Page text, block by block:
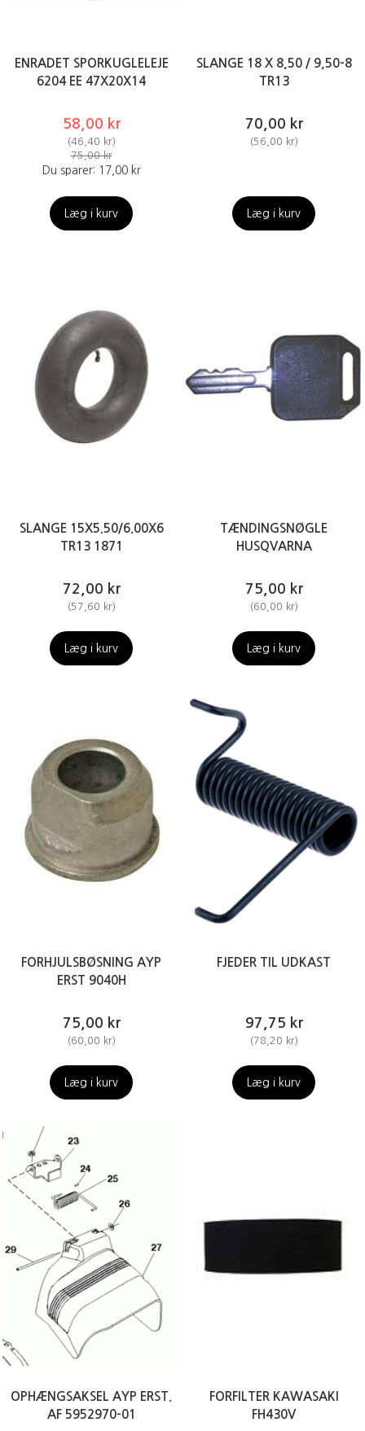
ENRADET SPORKUGLELEJE
6204 EE 47X20X14
58,00 kr
(46,40 kr)
75,00 kr
Du sparer: 17,00 kr
Læg i kurv
SLANGE 18 X 8,50 / 9,50-8
TR13
70,00 kr
(56,00 kr)
Læg i kurv
SLANGE 15X5.50/6.00X6
TR13 1871
72,00 kr
(57,60 kr)
Læg i kurv
TÆNDINGSNØGLE
HUSQVARNA
75,00 kr
(60,00 kr)
Læg i kurv
FORHJULSBØSNING AYP
ERST 9040H
75,00 kr
(60,00 kr)
Læg i kurv
FJEDER TIL UDKAST
97,75 kr
(78,20 kr)
Læg i kurv
OPHÆNGSAKSEL AYP ERST.
AF 5952970-01
FORFILTER KAWASAKI
FH430V